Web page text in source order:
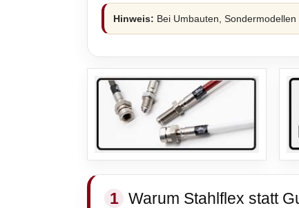
Hinweis: Bei Umbauten,
1 Warum Stahlflex statt